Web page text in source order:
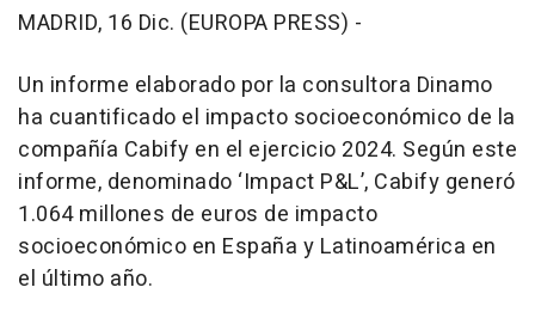
MADRID, 16 Dic. (EUROPA PRESS) -
Un informe elaborado por la consultora Dinamo
ha cuantificado el impacto socioeconómico de la
compañía Cabify en el ejercicio 2024. Según este
informe, denominado ‘Impact P&L’, Cabify generó
1.064 millones de euros de impacto
socioeconómico en España y Latinoamérica en
el último año.